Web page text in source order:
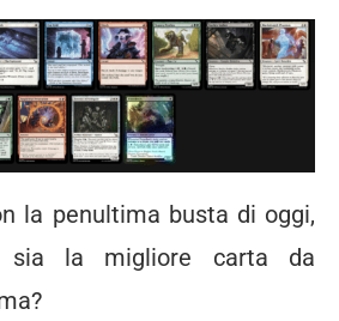
la penultima busta di oggi,
sia la migliore carta da